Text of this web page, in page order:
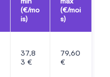
(€/mo
is)
(€/moi
s)
37,8
3 €
79,60
€